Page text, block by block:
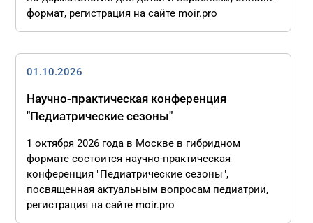
формат, регистрация на сайте moir.pro
01.10.2026
Научно-практическая конференция
"Педиатрические сезоны"
1 октября 2026 года в Москве в гибридном
формате состоится научно-практическая
конференция "Педиатрические сезоны",
посвященная актуальным вопросам педиатрии,
регистрация на сайте moir.pro